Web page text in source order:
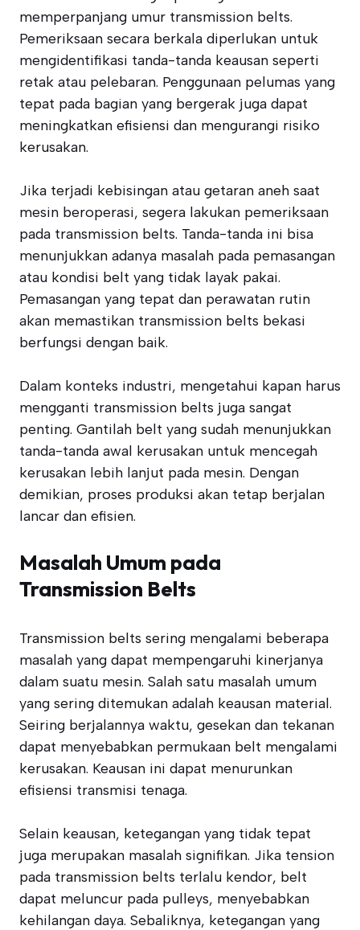
memperpanjang umur transmission belts.
Pemeriksaan secara berkala diperlukan untuk
mengidentifikasi tanda-tanda keausan seperti
retak atau pelebaran. Penggunaan pelumas yang
tepat pada bagian yang bergerak juga dapat
meningkatkan efisiensi dan mengurangi risiko
kerusakan.
Jika terjadi kebisingan atau getaran aneh saat
mesin beroperasi, segera lakukan pemeriksaan
pada transmission belts. Tanda-tanda ini bisa
menunjukkan adanya masalah pada pemasangan
atau kondisi belt yang tidak layak pakai.
Pemasangan yang tepat dan perawatan rutin
akan memastikan transmission belts bekasi
berfungsi dengan baik.
Dalam konteks industri, mengetahui kapan harus
mengganti transmission belts juga sangat
penting. Gantilah belt yang sudah menunjukkan
tanda-tanda awal kerusakan untuk mencegah
kerusakan lebih lanjut pada mesin. Dengan
demikian, proses produksi akan tetap berjalan
lancar dan efisien.
Masalah Umum pada
Transmission Belts
Transmission belts sering mengalami beberapa
masalah yang dapat mempengaruhi kinerjanya
dalam suatu mesin. Salah satu masalah umum
yang sering ditemukan adalah keausan material.
Seiring berjalannya waktu, gesekan dan tekanan
dapat menyebabkan permukaan belt mengalami
kerusakan. Keausan ini dapat menurunkan
efisiensi transmisi tenaga.
Selain keausan, ketegangan yang tidak tepat
juga merupakan masalah signifikan. Jika tension
pada transmission belts terlalu kendor, belt
dapat meluncur pada pulleys, menyebabkan
kehilangan daya. Sebaliknya, ketegangan yang